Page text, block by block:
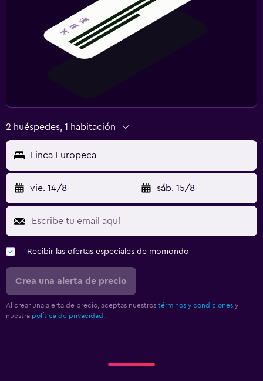
2 huéspedes, 1 habitación
Finca Europeca
vie. 14/8 sáb. 15/8
Recibir las ofertas especiales de momondo
Crea una alerta de precio
Al crear una alerta de precio, aceptas nuestros términos y condiciones y
nuestra política de privacidad.